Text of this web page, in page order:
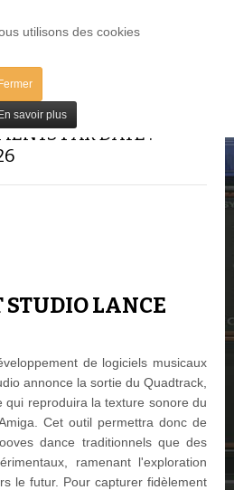
utilisons des cookies
Fermer
En savoir plus
LOG IN
PAR DATE :
LANCE
de logiciels musicaux
annonce la sortie du Quadtrack,
qui reproduira la texture sonore du
Cet outil permettra donc de
dance traditionnels que des
ramenant l'exploration
le futur. Pour capturer fidèlement